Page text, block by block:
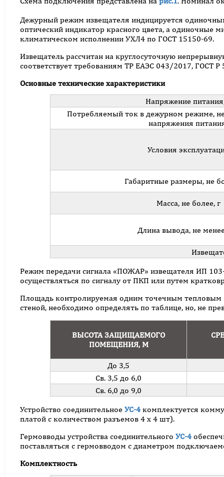
Дежурный режим извещателя индицируется
оптический индикатор красного цвета, а одиночные
климатическом исполнении УХЛ4 по ГОСТ 15150-69.
Извещатель рассчитан на круглосуточную
соответствует требованиям ТР ЕАЭС 043/2017, ГОСТ Р
Основные технические характеристики
Напряжение
Потребляемый ток в дежурном режиме,
напряжения
Условия
Габаритные размеры, не
Масса, не более, г
Длина вывода, не
Режим передачи сигнала «ПОЖАР» извещателя ИП
осуществляться по сигналу от ПКП или путем
Площадь контролируемая одним точечным тепловым
стеной, необходимо определять по таблице, но, не
ВЫСОТА ЗАЩИЩАЕМОГО
ПОМЕЩЕНИЯ, М
До 3,5
Св. 3,5 до 6,0
Св. 6,0 до 9,0
Устройство соединительное УС-4 комплектуется
платой с количеством разъемов 4 х 4 шт).
Гермовводы устройства соединительного УС-4
поставляться с гермовводом с диаметром
Комплектность